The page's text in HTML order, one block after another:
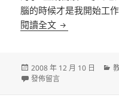
腦的時候才是我開始工
閱讀全文 社大結業了
發
佈
2008 年 12 月 10 日
在〈社大結業了〉
發佈留言